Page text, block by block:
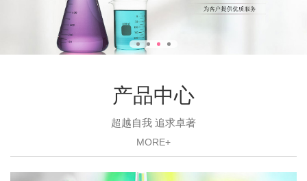
产品中心
超越自我 追求卓著
MORE+